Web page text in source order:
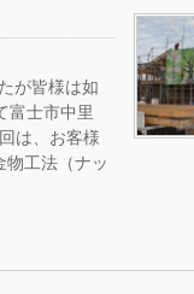
が皆様は如
富士市中里
は、お客様
物工法（ナッ